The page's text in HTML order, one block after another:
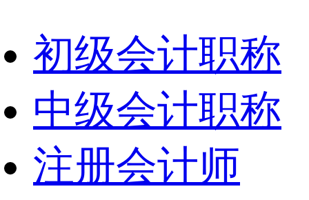
初级会计职称
中级会计职称
注册会计师